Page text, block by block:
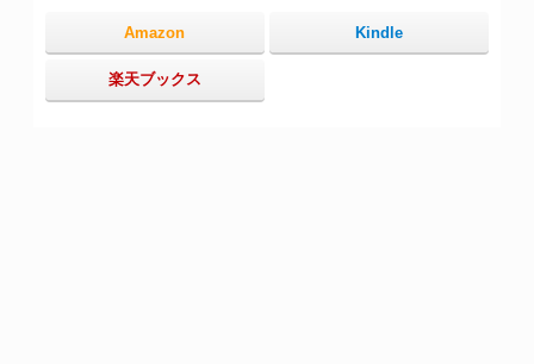
Amazon Kindle
楽天ブックス